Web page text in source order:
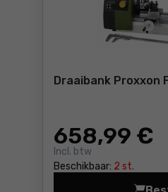
Draaibank Proxxon
658,99 €
Incl. btw
Beschikbaar: 2 st.